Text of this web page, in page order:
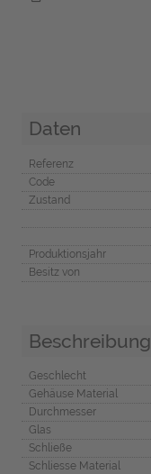
Daten
Referenz
Code
Zustand
Produktionsjahr
Besitz von
Beschreibung
Geschlecht
Gehäuse Material
Durchmesser
Glas
Schließe
Schliesse Material